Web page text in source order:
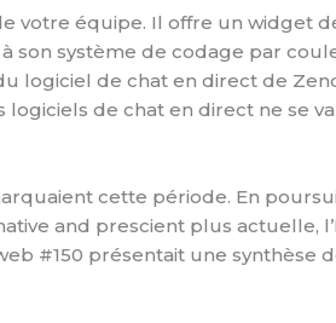
votre équipe. Il offre un widget
son système de codage par
logiciel de chat en direct de
de chat en direct ne se
cette période. En
and prescient plus actuelle,
#150 présentait une synthèse